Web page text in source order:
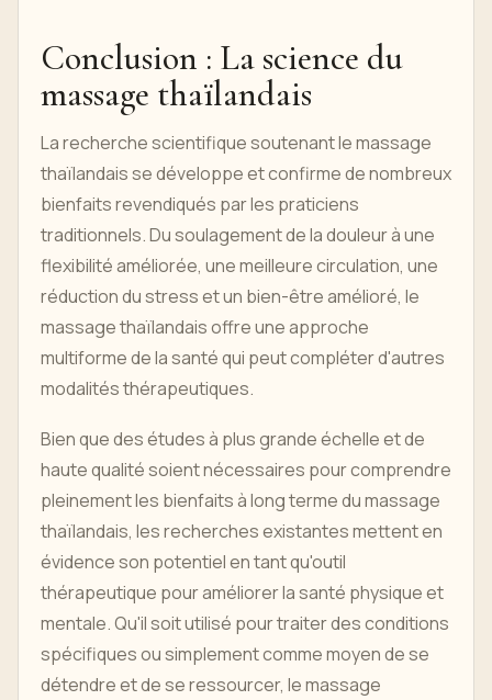
Conclusion : La science du
massage thaïlandais
La recherche scientifique soutenant le massage
thaïlandais se développe et confirme de nombreux
bienfaits revendiqués par les praticiens
traditionnels. Du soulagement de la douleur à une
flexibilité améliorée, une meilleure circulation, une
réduction du stress et un bien-être amélioré, le
massage thaïlandais offre une approche
multiforme de la santé qui peut compléter d'autres
modalités thérapeutiques.
Bien que des études à plus grande échelle et de
haute qualité soient nécessaires pour comprendre
pleinement les bienfaits à long terme du massage
thaïlandais, les recherches existantes mettent en
évidence son potentiel en tant qu'outil
thérapeutique pour améliorer la santé physique et
mentale. Qu'il soit utilisé pour traiter des conditions
spécifiques ou simplement comme moyen de se
détendre et de se ressourcer, le massage